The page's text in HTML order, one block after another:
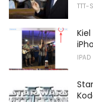
TTT-
IPAD